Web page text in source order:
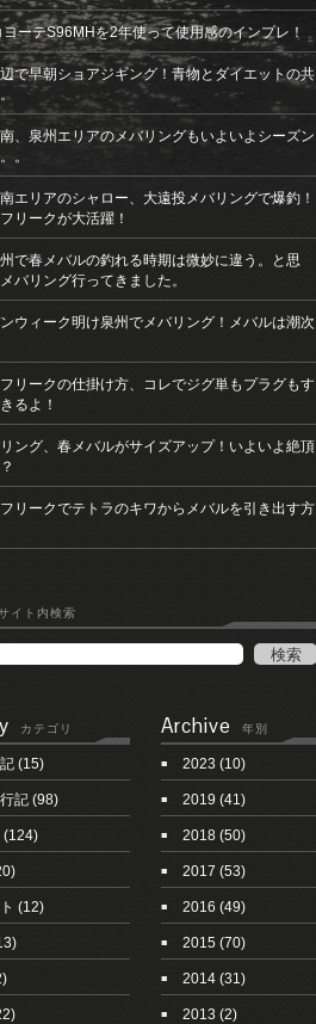
ーテS96MHを2年使って使用感のインプレ！
で早朝ショアジギング！青物とダイエットの共
、泉州エリアのメバリングもいよいよシーズン
。
エリアのシャロー、大遠投メバリングで爆釣！
リークが大活躍！
で春メバルの釣れる時期は微妙に違う。と思
バリング行ってきました。
ウィーク明け泉州でメバリング！メバルは潮次
リークの仕掛け方、コレでジグ単もプラグもす
るよ！
ング、春メバルがサイズアップ！いよいよ絶頂
リークでテトラのキワからメバルを引き出す方
イト内検索
カテゴリ
(15)
記 (98)
(124)
(12)
Archive 年別
2023 (10)
2019 (41)
2018 (50)
2017 (53)
2016 (49)
2015 (70)
2014 (31)
2013 (2)